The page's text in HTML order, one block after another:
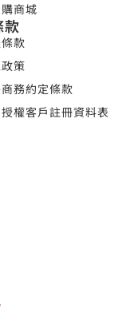
商城
款
款
策
務約定條款
權客戶註冊資料表